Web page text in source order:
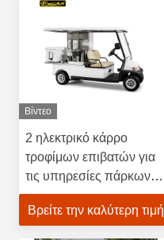
Βίντεο
2 ηλεκτρικό κάρρο
τροφίμων επιβατών για
τις υπηρεσίες πάρκων
με την τρωική μπαταρία
Βρείτε την καλύτερη τιμή